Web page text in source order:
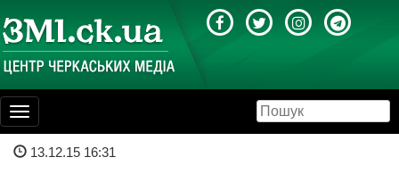
Toggle
navigation
13.12.15 16:31